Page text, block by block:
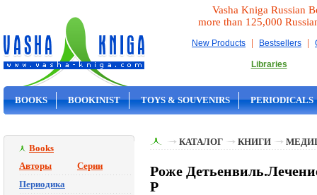
Vasha Kniga Russian
more than 125,000
New Products | Bestsellers |
Libraries
BOOKS BOOKINIST TOYS & SOUVENIRS PERIODICALS
Books
Авторы
Серии
Периодика
КАТАЛОГ КНИГИ
Роже
Р